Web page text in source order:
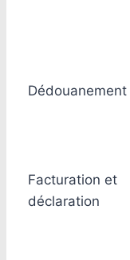
Dédouanement
Facturation et
déclaration